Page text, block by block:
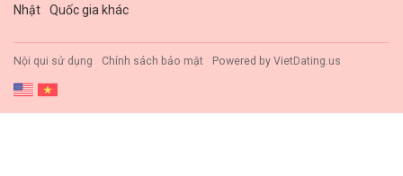
Nhật
Quốc gia khác
Nội qui sử dụng Chính sách bảo mật Powered by VietDating.us